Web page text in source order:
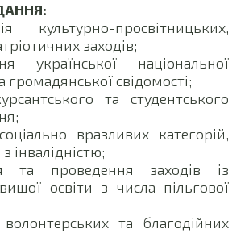
культурно-просвітницьких,
заходів;
української національної
громадянської свідомості;
та студентського
вразливих категорій,
інвалідністю;
та проведення заходів із
освіти з числа пільгової
волонтерських та благодійних